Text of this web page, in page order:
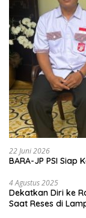
22 Juni 2026
BARA-JP PSI
4 Agustus 2025
Dekatkan Diri ke
Saat Reses di